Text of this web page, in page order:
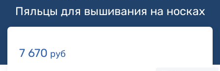
Пяльцы для вышивания на носках
7 670 руб